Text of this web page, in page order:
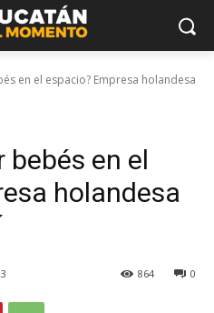
en el espacio? Empresa holandesa
bebés en el
holandesa
0
864